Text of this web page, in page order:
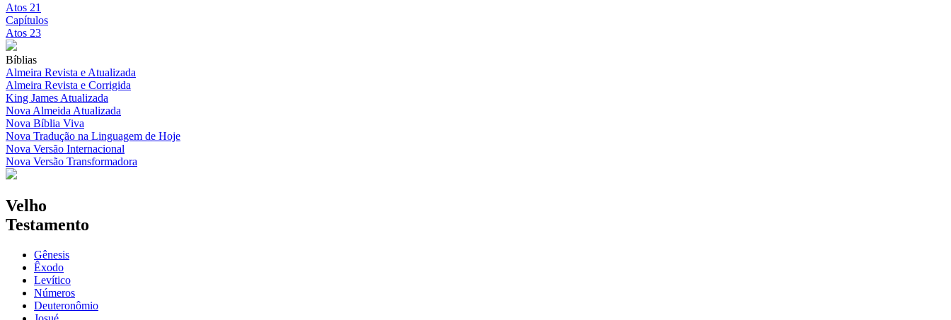
Atos 21
Capítulos
Atos 23
Bíblias
Almeira Revista e Atualizada
Almeira Revista e Corrigida
King James Atualizada
Nova Almeida Atualizada
Nova Bíblia Viva
Nova Tradução na Linguagem de Hoje
Nova Versão Internacional
Nova Versão Transformadora
Velho
Testamento
Gênesis
Êxodo
Levítico
Números
Deuteronômio